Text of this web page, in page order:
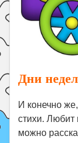
Дни
И конечно
стихи. Любит
можно